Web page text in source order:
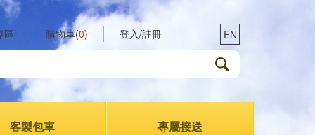
區 購物車(0) 登入/註冊 EN
客製包車 專屬接送